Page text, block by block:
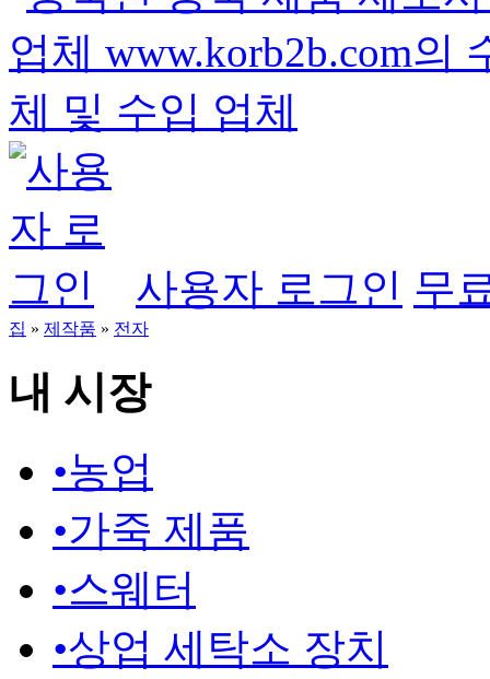
사용자 로그인 무
집 » 제작품 » 전자
내 시장
•농업
•가죽 제품
•스웨터
•상업 세탁소 장치